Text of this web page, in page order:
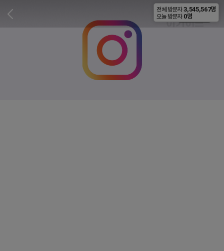
비공개
전체 방문자 3,545,567명
오늘 방문자 0명